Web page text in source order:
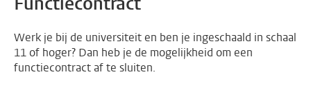
Werk je bij de universiteit en ben je ingeschaald in schaal
11 of hoger? Dan heb je de mogelijkheid om een
functiecontract af te sluiten.